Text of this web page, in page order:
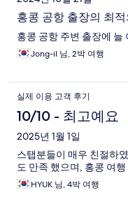
홍콩 공항 출장의 최적
홍콩 공항 주변 출장에 늘
Jong-il 님, 2박 여행
실제 이용 고객 후기
10/10 - 최고예요
2025년 1월 1일
스탭분들이 매우 친절하
도 만족 했으며, 홍콩 여
HYUK 님, 4박 여행